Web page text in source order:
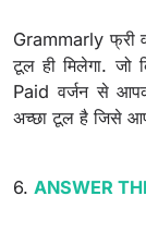
Grammarly फ्री
टूल ही मिलेगा.
Paid वर्जन से
अच्छा टूल है जिसे
6. ANSWER